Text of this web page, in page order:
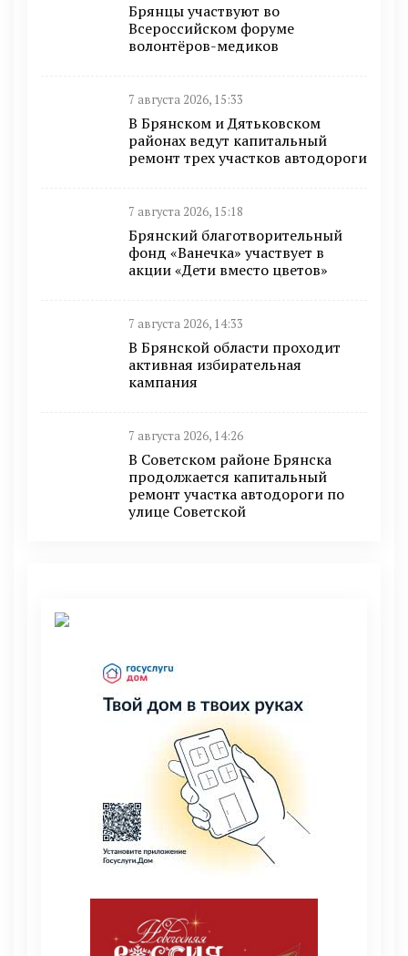
Брянцы участвуют во
Всероссийском форуме
волонтёров-медиков
7 августа 2026, 15:33
В Брянском и Дятьковском
районах ведут капитальный
ремонт трех участков автодороги
7 августа 2026, 15:18
Брянский благотворительный
фонд «Ванечка» участвует в
акции «Дети вместо цветов»
7 августа 2026, 14:33
В Брянской области проходит
активная избирательная
кампания
7 августа 2026, 14:26
В Советском районе Брянска
продолжается капитальный
ремонт участка автодороги по
улице Советской